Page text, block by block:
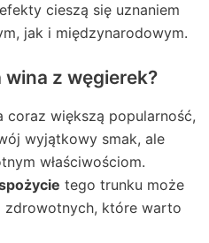
cieszą się uznaniem
jak i międzynarodowym.
z węgierek?
większą popularność,
wyjątkowy smak, ale
właściwościom.
tego trunku może
zdrowotnych, które warto